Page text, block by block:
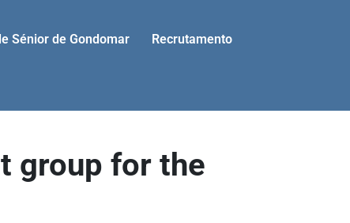
Sénior de Gondomar Recrutamento
group for the